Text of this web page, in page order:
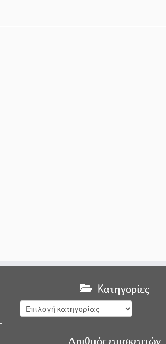
Kατηγορίες
Kατηγορίες
Αριθμός επισκεπτών